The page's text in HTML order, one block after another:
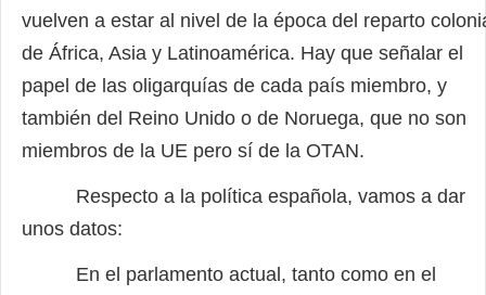
vuelven a estar al nivel de la época del reparto
de África, Asia y Latinoamérica. Hay que señalar el
papel de las oligarquías de cada país miembro, y
también del Reino Unido o de Noruega, que no son
miembros de la UE pero sí de la OTAN.
Respecto a la política española, vamos a dar
unos datos:
En el parlamento actual, tanto como en el